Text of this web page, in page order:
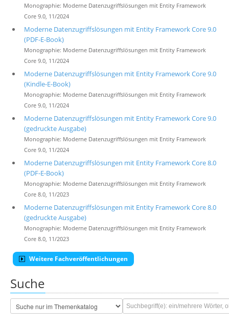
Monographie: Moderne Datenzugriffslösungen mit Entity Framework
Core 9.0, 11/2024
Moderne Datenzugriffslösungen mit Entity Framework Core 9.0
(PDF-E-Book)
Monographie: Moderne Datenzugriffslösungen mit Entity Framework
Core 9.0, 11/2024
Moderne Datenzugriffslösungen mit Entity Framework Core 9.0
(Kindle-E-Book)
Monographie: Moderne Datenzugriffslösungen mit Entity Framework
Core 9.0, 11/2024
Moderne Datenzugriffslösungen mit Entity Framework Core 9.0
(gedruckte Ausgabe)
Monographie: Moderne Datenzugriffslösungen mit Entity Framework
Core 9.0, 11/2024
Moderne Datenzugriffslösungen mit Entity Framework Core 8.0
(PDF-E-Book)
Monographie: Moderne Datenzugriffslösungen mit Entity Framework
Core 8.0, 11/2023
Moderne Datenzugriffslösungen mit Entity Framework Core 8.0
(gedruckte Ausgabe)
Monographie: Moderne Datenzugriffslösungen mit Entity Framework
Core 8.0, 11/2023
Weitere Fachveröffentlichungen
Suche